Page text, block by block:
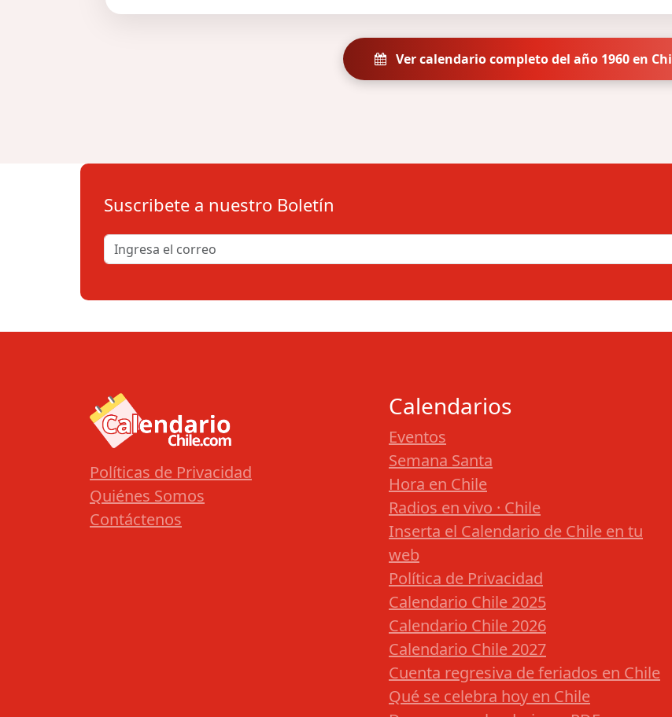
Ver calendario completo del año 1960 en
Suscribete a nuestro Boletín
Políticas de Privacidad
Quiénes Somos
Contáctenos
Calendarios
Eventos
Semana Santa
Hora en Chile
Radios en vivo · Chile
Inserta el Calendario de Chile en tu
web
Política de Privacidad
Calendario Chile 2025
Calendario Chile 2026
Calendario Chile 2027
Cuenta regresiva de feriados en Chile
Qué se celebra hoy en Chile